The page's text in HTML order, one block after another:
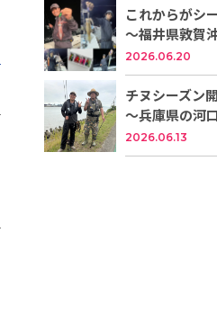
これからがシ
～福井県敦賀
2026.06.20
チヌシーズン
～兵庫県の河
2026.06.13